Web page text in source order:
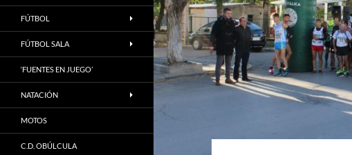
FÚTBOL
FÚTBOL SALA
‘FUENTES EN JUEGO’
NATACIÓN
MOTOS
C.D. OBÚLCULA